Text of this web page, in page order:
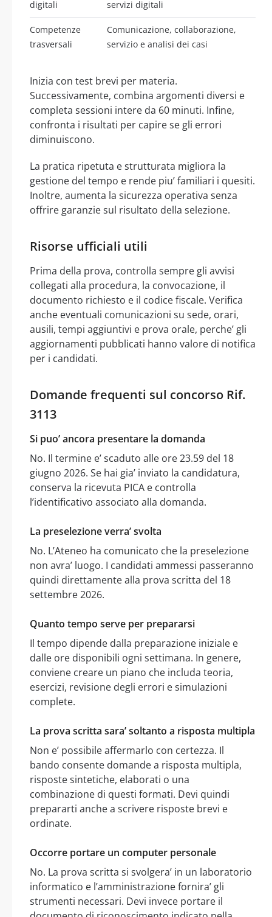
digitali
servizi digitali
Competenze
trasversali
Comunicazione, collaborazione,
servizio e analisi dei casi
Inizia con test brevi per materia.
Successivamente, combina argomenti diversi e
completa sessioni intere da 60 minuti. Infine,
confronta i risultati per capire se gli errori
diminuiscono.
La pratica ripetuta e strutturata migliora la
gestione del tempo e rende piu’ familiari i quesiti.
Inoltre, aumenta la sicurezza operativa senza
offrire garanzie sul risultato della selezione.
Risorse ufficiali utili
Prima della prova, controlla sempre gli avvisi
collegati alla procedura, la convocazione, il
documento richiesto e il codice fiscale. Verifica
anche eventuali comunicazioni su sede, orari,
ausili, tempi aggiuntivi e prova orale, perche’ gli
aggiornamenti pubblicati hanno valore di notifica
per i candidati.
Domande frequenti sul concorso Rif.
3113
Si puo’ ancora presentare la domanda
No. Il termine e’ scaduto alle ore 23.59 del 18
giugno 2026. Se hai gia’ inviato la candidatura,
conserva la ricevuta PICA e controlla
l’identificativo associato alla domanda.
La preselezione verra’ svolta
No. L’Ateneo ha comunicato che la preselezione
non avra’ luogo. I candidati ammessi passeranno
quindi direttamente alla prova scritta del 18
settembre 2026.
Quanto tempo serve per prepararsi
Il tempo dipende dalla preparazione iniziale e
dalle ore disponibili ogni settimana. In genere,
conviene creare un piano che includa teoria,
esercizi, revisione degli errori e simulazioni
complete.
La prova scritta sara’ soltanto a risposta multipla
Non e’ possibile affermarlo con certezza. Il
bando consente domande a risposta multipla,
risposte sintetiche, elaborati o una
combinazione di questi formati. Devi quindi
prepararti anche a scrivere risposte brevi e
ordinate.
Occorre portare un computer personale
No. La prova scritta si svolgera’ in un laboratorio
informatico e l’amministrazione fornira’ gli
strumenti necessari. Devi invece portare il